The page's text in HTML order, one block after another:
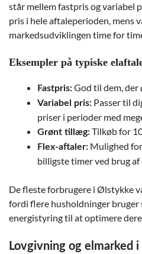
står mellem fastpris og variabel
pris i hele aftaleperioden, mens
markedsudviklingen time for
Eksempler på typiske
Fastpris:God til dem,
Variabel pris: Passer til
priser i perioder med
Grønt tillæg:Tilkøb for
Flex-aftaler: Mulighed
billigste timer ved brug
De fleste forbrugere i Ølstykke
fordi flere husholdninger bruger
energistyring til at optimere
Lovgivning og elmarked